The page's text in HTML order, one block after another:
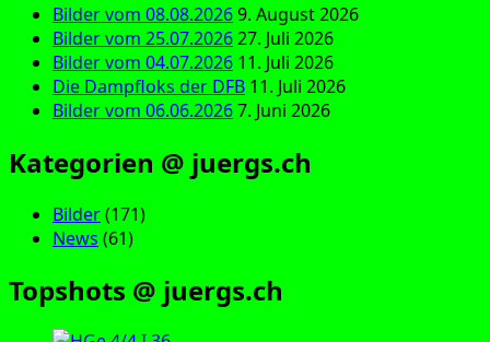
Bilder vom 08.08.20269. August 2026
Bilder vom 25.07.202627. Juli 2026
Bilder vom 04.07.2026 11. Juli 2026
Die Dampfloks der DFB 11. Juli 2026
Bilder vom 06.06.20267. Juni 2026
Kategorien @ juergs.ch
Bilder(171)
News (61)
Topshots @ juergs.ch